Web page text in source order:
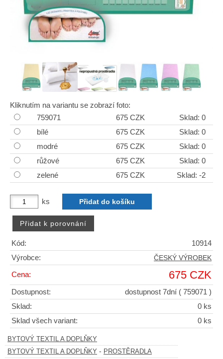
Kliknutím na variantu se zobrazí foto:
759071
675 CZK
Sklad: 0
bílé
675 CZK
Sklad: 0
modré
675 CZK
Sklad: 0
růžové
675 CZK
Sklad: 0
zelené
675 CZK Sklad: -2
ks
Kód:
10914
Výrobce:
ČESKÝ VÝROBEK
Cena: 675 CZK
Dostupnost: dostupnost 7dní ( 759071 )
Sklad:
0 ks
Sklad všech variant:
0 ks
BYTOVÝ TEXTIL A DOPLŇKY
BYTOVÝ TEXTIL A DOPLŇKY - PROSTĚRADLA